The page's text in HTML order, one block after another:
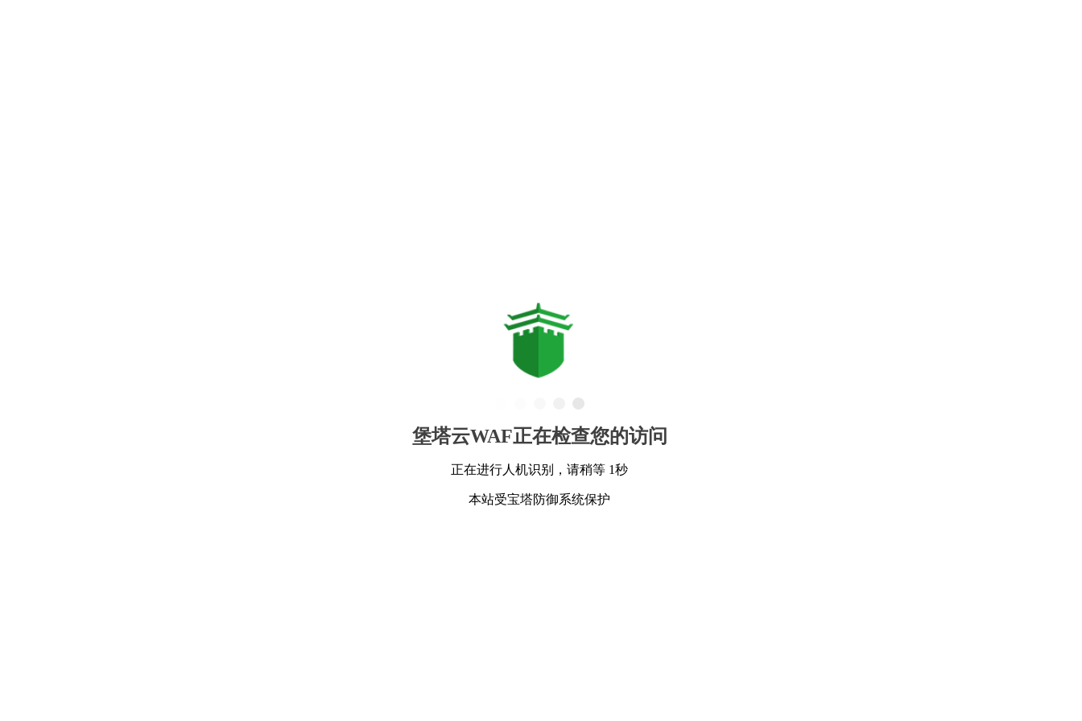
堡塔云WAF正在检查您的访问
正在进行人机识别，请稍等 1秒
本站受宝塔防御系统保护